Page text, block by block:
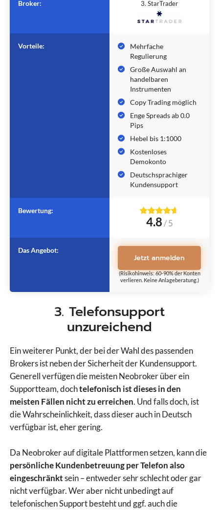
Broker: 3. StarTrader
Vorteile:
Mehrfache
Regulierung
Große Auswahl an
handelbaren
Instrumenten
Copy Trading möglich
Enge Spreads ab 0.0
Pips
Hebel bis 1:1000
Kostenloses
Demokonto
Deutschsprachiger
Kundensupport
Bewertung:
4.8/ 5
Das Angebot:
Jetzt anmelden
(Risikohinweis: 60-90% der Konten
verlieren. Keine Anlageberatung.)
3. Telefonsupport
unzureichend
Ein weiterer Punkt, der bei der Wahl des passenden
Brokers ist neben der Sicherheit der Kundensupport.
Generell verfügen die meisten Neobroker über ein
Supportteam, dochtelefonisch ist dieses in den
meisten Fällen nicht zu erreichen. Und falls doch, ist
die Wahrscheinlichkeit, dass dieser auch in Deutsch
verfügbar ist, eher gering.
Da Neobroker auf digitale Plattformen setzen, kann die
persönliche Kundenbetreuung per Telefon also
eingeschränktsein – entweder sehr schlecht oder gar
nicht verfügbar. Wer aber nicht unbedingt auf
telefonischen Support besteht und ggf. auch die